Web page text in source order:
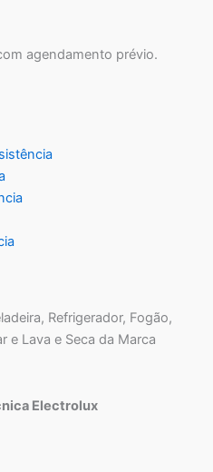
agendamento prévio.
Refrigerador, Fogão,
e Lava e Seca da Marca
Electrolux